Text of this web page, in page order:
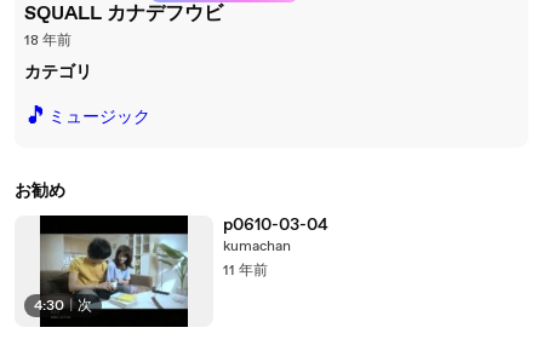
SQUALL カナデフウビ
18 年前
カテゴリ
🎵 ミュージック
お勧め
4:30 | 次
p0610-03-04
kumachan
11 年前